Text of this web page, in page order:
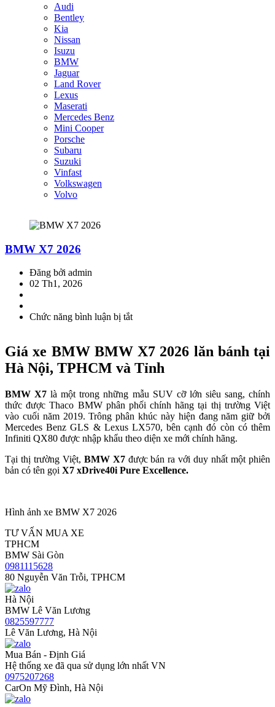
Audi
Bentley
Kia
Nissan
Isuzu
BMW
Jaguar
Land Rover
Lexus
Maserati
Mercedes Benz
Mini Cooper
Porsche
Subaru
Suzuki
Vinfast
Volkswagen
Volvo
BMW X7 2026
Đăng bởi admin
02 Th1, 2026
Chức năng bình luận bị tắtở
2026
Giá xe BMW BMW X7 2026 lăn bánh tại
Hà Nội, TPHCM và Tỉnh
BMW X7là một trong những mẫu SUV cỡ lớn siêu sang, chính
thức được Thaco BMW phân phối chính hãng tại thị trường Việt
vào cuối năm 2019. Trông phân khúc này hiện đang năm giữ bởi
Mercedes Benz GLS & Lexus LX570, bên cạnh đó còn có thêm
Infiniti QX80 được nhập khẩu theo diện xe mới chính hãng.
Tại thị trường Việt, BMW X7 được bán ra với duy nhất một phiên
bản có tên gọi X7 xDrive40i Pure Excellence.
Hình ảnh xe BMW X7 2026
TƯ VẤN MUA XE
TPHCM
BMW Sài Gòn
0981115628
80 Nguyễn Văn Trỗi, TPHCM
Hà Nội
BMW Lê Văn Lương
0825597777
Lê Văn Lương, Hà Nội
Mua Bán - Định Giá
Hệ thống xe đã qua sử dụng lớn nhất VN
0975207268
CarOn Mỹ Đình, Hà Nội